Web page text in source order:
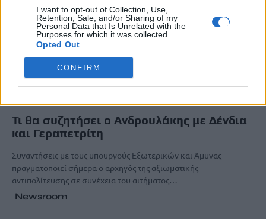
I want to opt-out of Collection, Use,
Retention, Sale, and/or Sharing of my
Personal Data that Is Unrelated with the
Purposes for which it was collected.
Opted Out
CONFIRM
Τι θα συζητήσει ο Ανδρουλάκης με Δένδια
και Γεραπετρίτη
Συναντήσεις με τους υπουργούς Εξωτερικών και Άμυνας
πραγματοποιεί σήμερα ο αρχηγός της αξιωματικής
αντιπολίτευσης σε συνέχεια του αιτήματος…
Newsroom